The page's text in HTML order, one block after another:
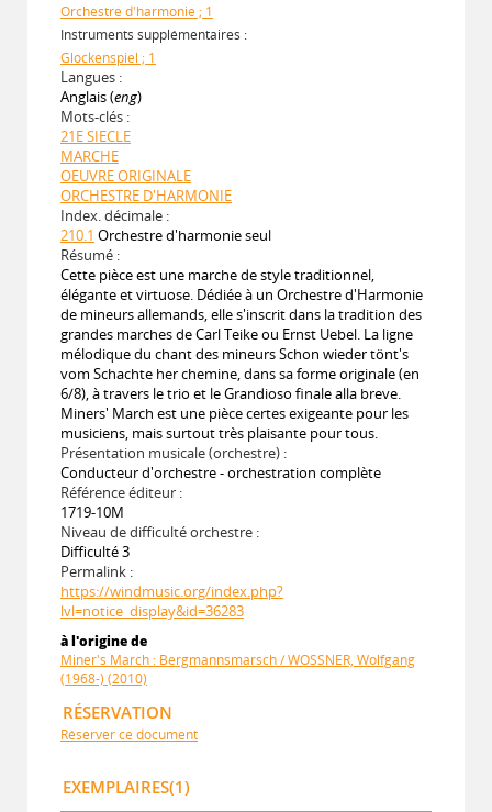
Orchestre d'harmonie ; 1
Instruments supplémentaires :
Glockenspiel ; 1
Langues :
Anglais (eng)
Mots-clés :
21E SIECLE
MARCHE
OEUVRE ORIGINALE
ORCHESTRE D'HARMONIE
Index. décimale :
210.1 Orchestre d'harmonie seul
Résumé :
Cette pièce est une marche de style traditionnel,
élégante et virtuose. Dédiée à un Orchestre d'Harmonie
de mineurs allemands, elle s'inscrit dans la tradition des
grandes marches de Carl Teike ou Ernst Uebel. La ligne
mélodique du chant des mineurs Schon wieder tönt's
vom Schachte her chemine, dans sa forme originale (en
6/8), à travers le trio et le Grandioso finale alla breve.
Miners' March est une pièce certes exigeante pour les
musiciens, mais surtout très plaisante pour tous.
Présentation musicale (orchestre) :
Conducteur d'orchestre - orchestration complète
Référence éditeur :
1719-10M
Niveau de difficulté orchestre :
Difficulté 3
Permalink :
https://windmusic.org/index.php?
lvl=notice_display&id=36283
à l'origine de
Miner's March : Bergmannsmarsch / WOSSNER, Wolfgang
(1968-) (2010)
RÉSERVATION
Réserver ce document
EXEMPLAIRES(1)